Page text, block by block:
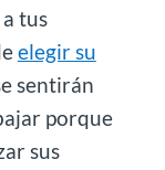
tus
elegir su
sentirán
porque
sus